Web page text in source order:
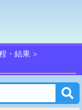
・結果